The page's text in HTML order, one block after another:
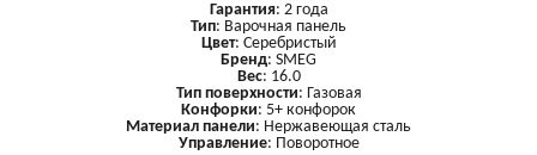
Гарантия: 2 года
Тип: Варочная панель
Цвет: Серебристый
Бренд: SMEG
Вес: 16.0
Тип поверхности: Газовая
Конфорки: 5+ конфорок
Материал панели: Нержавеющая сталь
Управление: Поворотное